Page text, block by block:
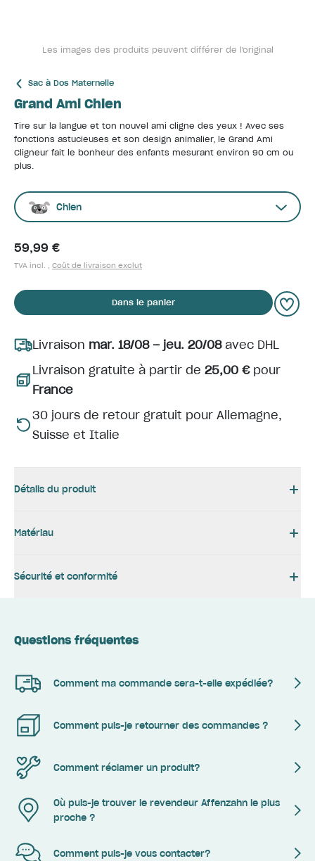
Les images des produits peuvent différer de l'original
Sac à Dos Maternelle
Grand Ami Chien
Tire sur la langue et ton nouvel ami cligne des yeux ! Avec ses
fonctions astucieuses et son design animalier, le Grand Ami
Cligneur fait le bonheur des enfants mesurant environ 90 cm ou
plus.
Chien
59,99 €
TVA incl. , Coût de livraison exclut
Dans le panier
Livraison mar. 18/08 – jeu. 20/08avec DHL
Livraison gratuite à partir de 25,00 €pour
France
30 jours de retour gratuit pour Allemagne,
Suisse et Italie
Détails du produit
Matériau
Sécurité et conformité
Questions fréquentes
Comment ma commande sera-t-elle expédiée?
Comment puis-je retourner des commandes ?
Comment réclamer un produit?
Où puis-je trouver le revendeur Affenzahn le plus
proche ?
Comment puis-je vous contacter?